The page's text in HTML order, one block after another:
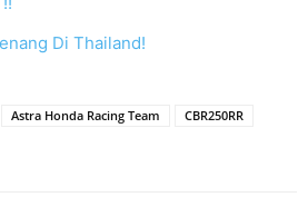
Di Thailand!
Astra Honda Racing Team
CBR250RR